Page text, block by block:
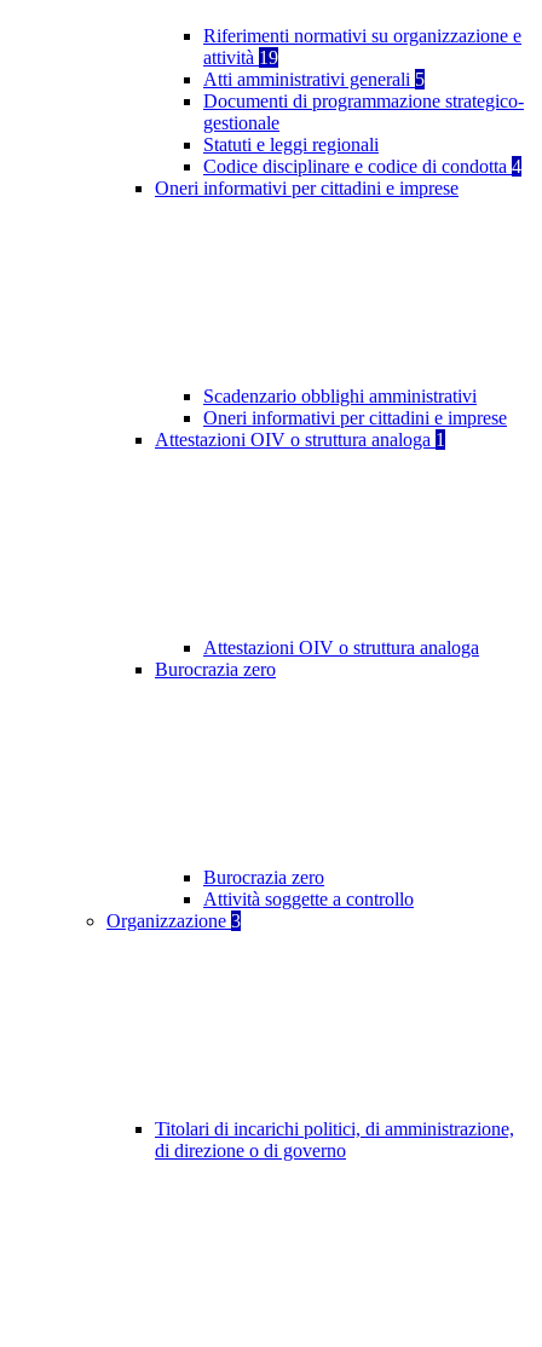
Riferimenti normativi su organizzazione e
attività 19
Atti amministrativi generali 5
Documenti di programmazione strategico-
gestionale
Statuti e leggi regionali
Codice disciplinare e codice di condotta 4
Oneri informativi per cittadini e imprese
Scadenzario obblighi amministrativi
Oneri informativi per cittadini e imprese
Attestazioni OIV o struttura analoga 1
Attestazioni OIV o struttura analoga
Burocrazia zero
Burocrazia zero
Attività soggette a controllo
Organizzazione 3
Titolari di incarichi politici, di amministrazione,
di direzione o di governo